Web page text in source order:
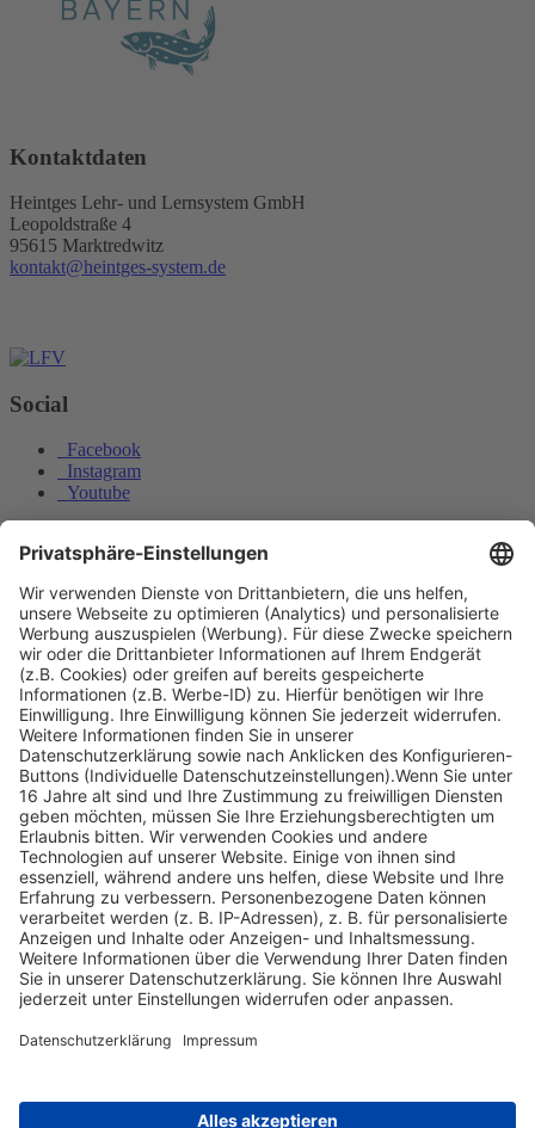
Kontaktdaten
Heintges Lehr- und Lernsystem GmbH
Leopoldstraße 4
95615 Marktredwitz
kontakt@heintges-system.de
Social
Facebook
Instagram
Youtube
Informationspflichten
Datenschutz
Widerrufsbelehrung
Sie haben von einem Hochsitz aus einen Rehbock auf einem
Maisacker beschossen,...
Dieses Ei wurde von welchem
Beutegreifer gepündert?
Nach oben scrollen
Find Your Way!
Categories
E-Learning News (3)
Heintges News(3)
Messen(2)
Jagd(8)
Expertentipps(1)